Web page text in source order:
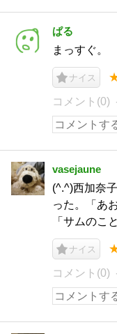
ぱる
まっすぐ。
ナイス
コメント(0)
vasejaune
(^.^)西加奈
った。「あ
「サムのこ
ナイス
コメント(0)